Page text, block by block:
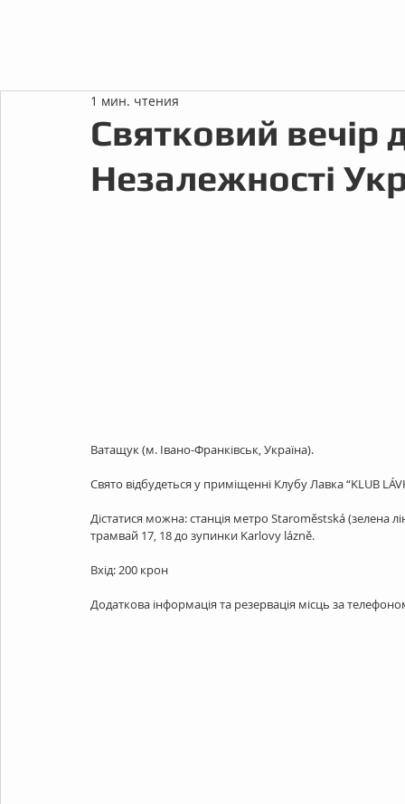
Святковий вечір
Незалежності
1 мин. чтения
Ватащук (м. Івано-Франківськ, Україна).
Свято відбудеться у приміщенні Клубу Лавка “KLUB
Дістатися можна: станція метро Staroměstská (зелена
трамвай 17, 18 до зупинки Karlovy lázně.
Вхід: 200 крон
Додаткова інформація та резервація місць за